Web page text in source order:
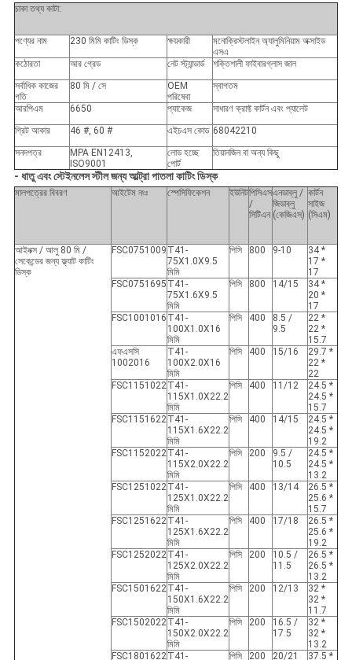
চাকা তথ্য কাটা:
পণ্যের নাম 230 মিমি কাটিং ডিস্ক ক্ষয়কারী
মনোক্রিস্টলাইন অ্যালুমিনিয়াম অক্সাইড
এসএ
কঠোরতা
আর গ্রেড নেট স্ট্যান্ডার্ড
শক্তিশালী ফাইবারগ্লাস জাল
সর্বাধিক কাজের
গতি
80 মি / সে
OEM
পরিষেবা
স্বাগতম
আরপিএম 6650 প্যাকেজ
সাধারণ ক্রাফ্ট কার্টন এবং প্যালেট
গ্রিট আকার
46 #, 60 # এইচএস কোড 68042210
সনদপত্র
MPA EN12413,
ISO9001
লোড হচ্ছে
পোর্ট
তিয়ানজিন বা অন্য কিছু
- ধাতু এবং স্টেইনলেস স্টীল জন্য আল্ট্রা পাতলা কাটিং ডিস্ক
মালপত্রের বিবরণ আইটেম নংঃ স্পেসিফিকেশন ইউনিটপিসিএস
/
সিটিএন
এনডাব্লু /
জিডাব্লু
(কেজিএস)
কার্টন
সাইজ
(সিএম)
আইনক্স / আলু 80 মি /
সেকেন্ডের জন্য ফ্ল্যাট কাটিং
ডিস্ক
FSC0751009 T41-
75X1.0X9.5
মিমি
পিসি 800 9-10
34 *
17 *
17
FSC0751695 T41-
75X1.6X9.5
মিমি
পিসি 800 14/15
34 *
20 *
17
FSC1001016 T41-
100X1.0X16
মিমি
পিসি 400
8.5 /
9.5
22 *
22 * ​​
15.7
এফএসসি
1002016
T41-
100X2.0X16
মিমি
পিসি 400 15/16
29.7 *
22 * ​​
22
FSC1151022T41-
115X1.0X22.2
মিমি
পিসি 400 11/12
24.5 *
24.5 *
15.7
FSC1151622T41-
115X1.6X22.2
মিমি
পিসি 400 14/15
24.5 *
24.5 *
19.2
FSC1152022T41-
115X2.0X22.2
মিমি
পিসি 200
9.5 /
10.5
24.5 *
24.5 *
13.2
FSC1251022T41-
125X1.0X22.2
মিমি
পিসি 400 13/14
26.5 *
25.6 *
15.7
FSC1251622T41-
125X1.6X22.2
মিমি
পিসি 400 17/18
26.5 *
25.6 *
19.2
FSC1252022T41-
125X2.0X22.2
মিমি
পিসি 200
10.5 /
11.5
26.5 *
26.5 *
13.2
FSC1501622T41-
150X1.6X22.2
মিমি
পিসি 200 12/13
32 *
32 *
11.7
FSC1502022T41-
150X2.0X22.2
মিমি
পিসি 200
16.5 /
17.5
32 *
32 *
13.2
FSC1801622T41- পিসি 200 20/21 37.5 *